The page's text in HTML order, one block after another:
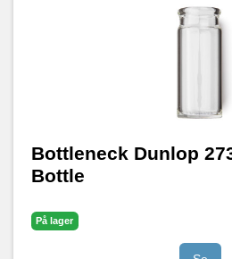
Bottleneck Dunlop
Bottle
På lager